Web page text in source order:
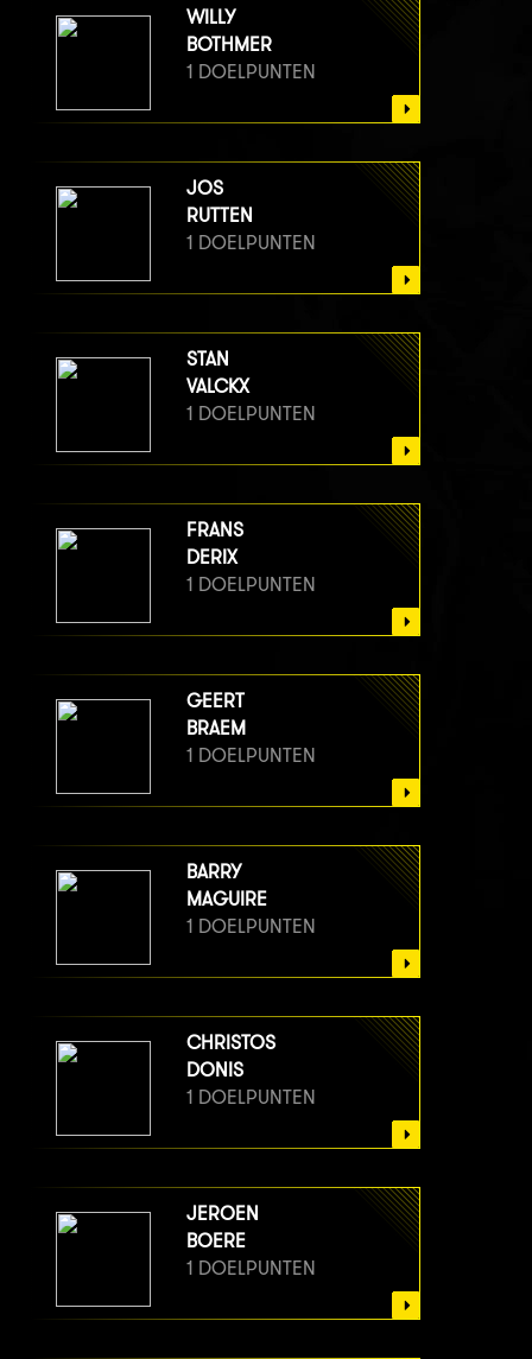
WILLY
BOTHMER
1 DOELPUNTEN
JOS
RUTTEN
1 DOELPUNTEN
STAN
VALCKX
1 DOELPUNTEN
FRANS
DERIX
1 DOELPUNTEN
GEERT
BRAEM
1 DOELPUNTEN
BARRY
MAGUIRE
1 DOELPUNTEN
CHRISTOS
DONIS
1 DOELPUNTEN
JEROEN
BOERE
1 DOELPUNTEN